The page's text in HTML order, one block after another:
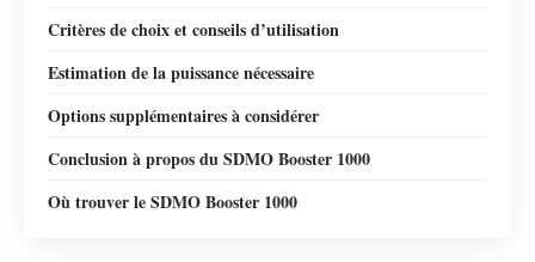
Critères de choix et conseils d’utilisation
Estimation de la puissance nécessaire
Options supplémentaires à considérer
Conclusion à propos du SDMO Booster 1000
Où trouver le SDMO Booster 1000